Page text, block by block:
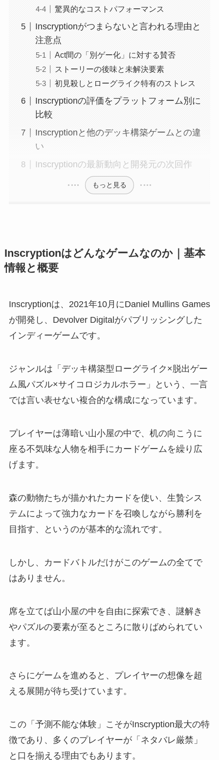
驚異的なコストパフォーマンス
Inscryptionがつまらないと言われる理由と
注意点
Act間の「別ゲー化」に対する賛否
ストーリーの後味と未解決要素
初見殺しとローグライク特有のストレス
Inscryptionの評価をプラットフォーム別に
比較
Inscryptionと他のデッキ構築ゲームとの違
い
Inscryptionの最新動向と開発元の次回作
もっと見る
Inscryptionはどんなゲームなのか｜基本
情報と概要
Inscryptionは、2021年10月にDaniel Mullins Games
が開発し、Devolver Digitalがパブリッシングした
インディーゲームです。
ジャンルは「デッキ構築型ローグライク×脱出ゲー
ム風パズル×サイコロジカルホラー」という、一言
では言い表せない複合的な構成になっています。
プレイヤーは薄暗い山小屋の中で、机の向こうに
座る不気味な人物を相手にカードゲームを繰り広
げます。
森の動物たちが描かれたカードを使い、生贄シス
テムによって強力なカードを召喚しながら勝利を
目指す、というのが基本的な流れです。
しかし、カードバトルだけがこのゲームの全てで
はありません。
席を立てば山小屋の中を自由に探索でき、謎解き
やパズルの要素が至るところに散りばめられてい
ます。
さらにゲームを進めると、プレイヤーの想像を超
える展開が待ち受けています。
この「予測不能な体験」こそがInscryption最大の特
徴であり、多くのプレイヤーが「ネタバレ厳禁」
と口を揃える理由でもあります。